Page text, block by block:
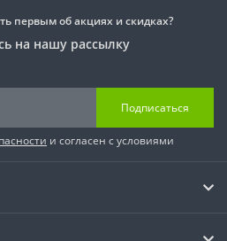
первым об акциях и скидках?
на нашу рассылку
Подписаться
и согласен с условиями